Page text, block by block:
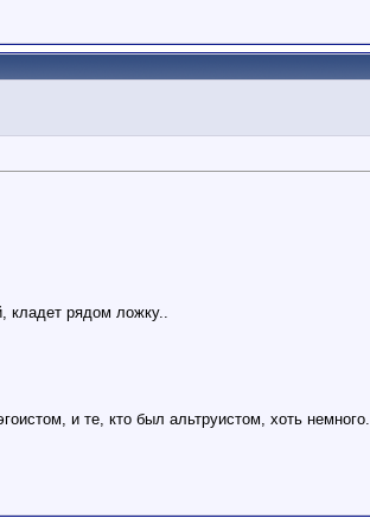
кладет рядом ложку..
и те, кто был альтруистом, хоть немного.